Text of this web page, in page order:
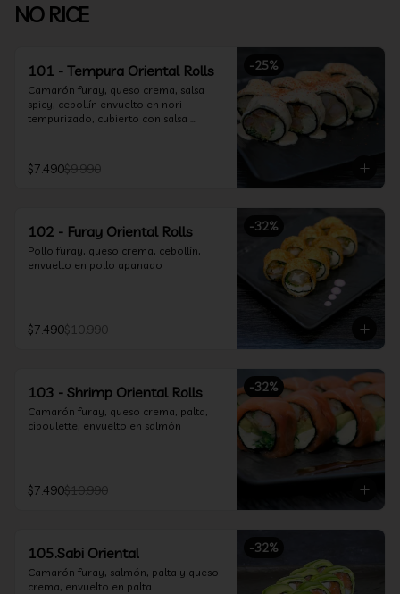
NO RICE
-25%
101 - Tempura Oriental Rolls
Camarón furay, queso crema, salsa
spicy, cebollín envuelto en nori
tempurizado, cubierto con salsa
$7.490$9.990
-32%
102 - Furay Oriental Rolls
Pollo furay, queso crema, cebollín,
envuelto en pollo apanado
$7.490$10.990
-32%
103 - Shrimp Oriental Rolls
Camarón furay, queso crema, palta,
ciboulette, envuelto en salmón
$7.490$10.990
-32%
105.Sabi Oriental
Camarón furay, salmón, palta y queso
crema, envuelto en palta